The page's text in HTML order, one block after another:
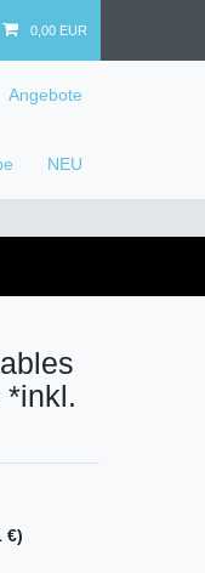
0,00 EUR
Angebote
NEU
*inkl.
€)